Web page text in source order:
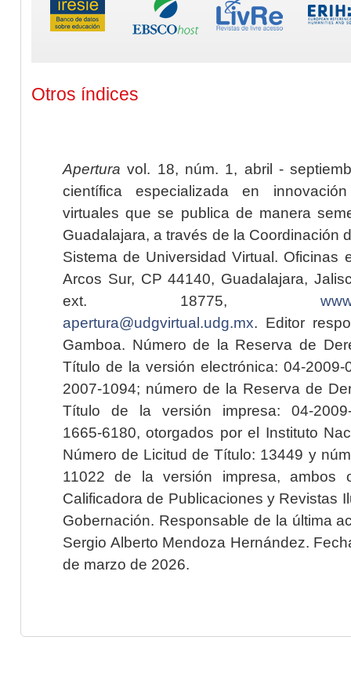
Otros índices
Apertura vol. 18, núm. 1, abril -
científica especializada en
virtuales que se publica de manera
Guadalajara, a través de la Coordinación
Sistema de Universidad Virtual. Oficinas
Arcos Sur, CP 44140, Guadalajara,
ext. 18775,
apertura@udgvirtual.udg.mx. Editor
Gamboa. Número de la Reserva de
Título de la versión electrónica: 04-2009-
2007-1094; número de la Reserva de
Título de la versión impresa: 04-2009-
1665-6180, otorgados por el Instituto
Número de Licitud de Título: 13449 y
11022 de la versión impresa, ambos
Calificadora de Publicaciones y Revistas
Gobernación. Responsable de la última
Sergio Alberto Mendoza Hernández.
de marzo de 2026.